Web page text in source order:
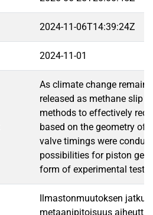
2024-11-06T14:39:24Z
2024-11-01
As climate change
released as methane slip
methods to effectively
based on the geometry of
valve timings were
possibilities for piston
form of experimental
Ilmastonmuutoksen
metaanipitoisuus